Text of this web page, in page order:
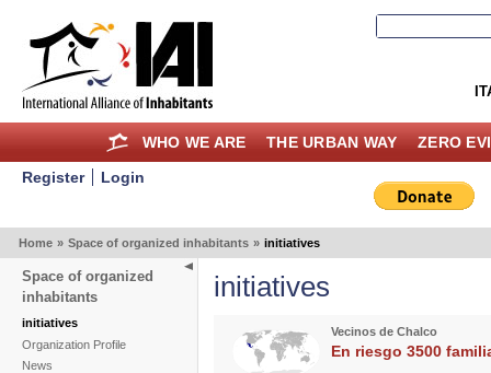
WHO WE ARE THE URBAN WAY ZERO
Register Login
Home » Space of organized inhabitants » initiatives
Space of organized
inhabitants
initiatives
Organization Profile
News
initiatives
Vecinos de Chalco
En riesgo 3500